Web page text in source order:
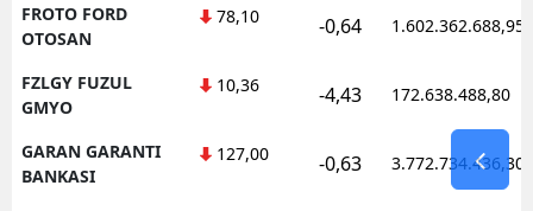
FROTO FORD
OTOSAN
78,10 -0,64 1.602.362.688,95
FZLGY FUZUL
GMYO
10,36 -4,43 172.638.488,80
GARAN GARANTI
BANKASI
127,00 -0,63 3.772.734.436,30